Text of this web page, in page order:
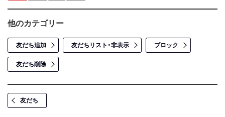
他のカテゴリー
友だち追加 友だちリスト・非表示 ブロック
友だち削除
友だち